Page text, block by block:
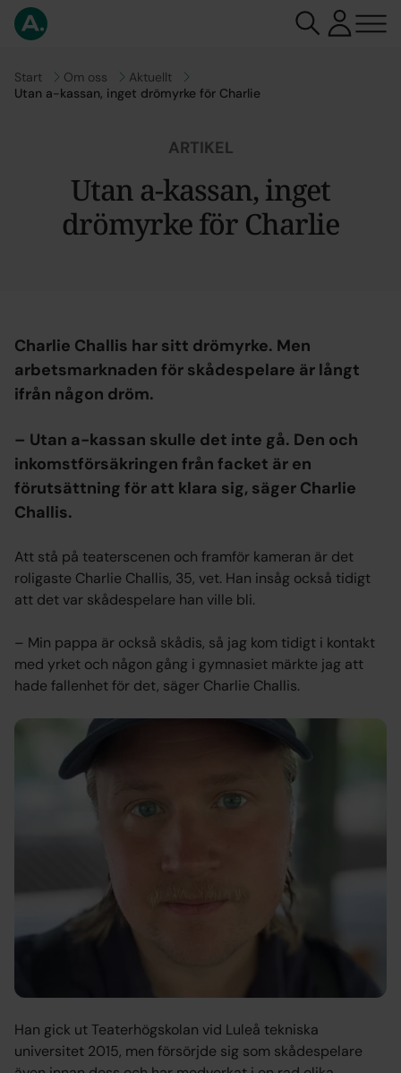
Gå till
Start Gå till
Om oss Gå till
Aktuellt
Utan a-kassan, inget drömyrke för Charlie
ARTIKEL
Utan a-kassan, inget
drömyrke för Charlie
Charlie Challis har sitt drömyrke. Men
arbetsmarknaden för skådespelare är långt
ifrån någon dröm.
– Utan a-kassan skulle det inte gå. Den och
inkomstförsäkringen från facket är en
förutsättning för att klara sig, säger Charlie
Challis.
Att stå på teaterscenen och framför kameran är det
roligaste Charlie Challis, 35, vet. Han insåg också tidigt
att det var skådespelare han ville bli.
– Min pappa är också skådis, så jag kom tidigt i kontakt
med yrket och någon gång i gymnasiet märkte jag att
hade fallenhet för det, säger Charlie Challis.
Han gick ut Teaterhögskolan vid Luleå tekniska
universitet 2015, men försörjde sig som skådespelare